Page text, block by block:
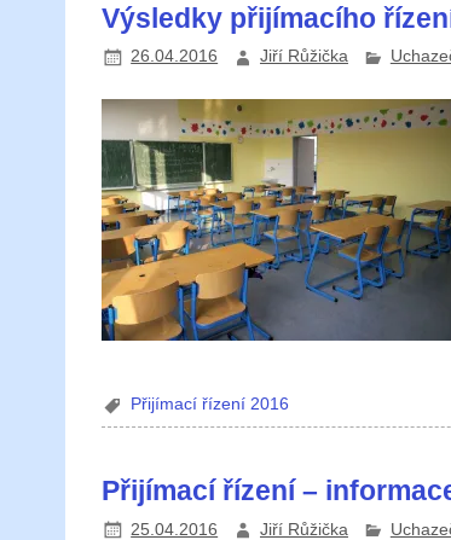
Výsledky přijímacího
26.04.2016 Jiří Růžička
Přijímací řízení 2016
Přijímací řízení –
25.04.2016 Jiří Růžička